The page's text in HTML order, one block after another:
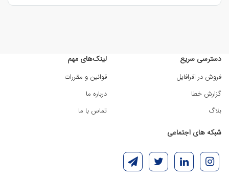
دسترسی سریع
فروش در افرافایل
گزارش خطا
بلاگ
لینک‌های مهم
قوانین و مقررات
درباره ما
تماس با ما
شبکه های اجتماعی